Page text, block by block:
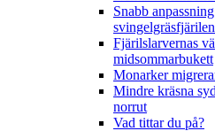
Snabb
Fjärilslarvernas
midsommarbukett
Monarker
Mindre kräsna
norrut
Vad tittar du på?